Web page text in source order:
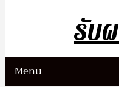
รับ
Menu